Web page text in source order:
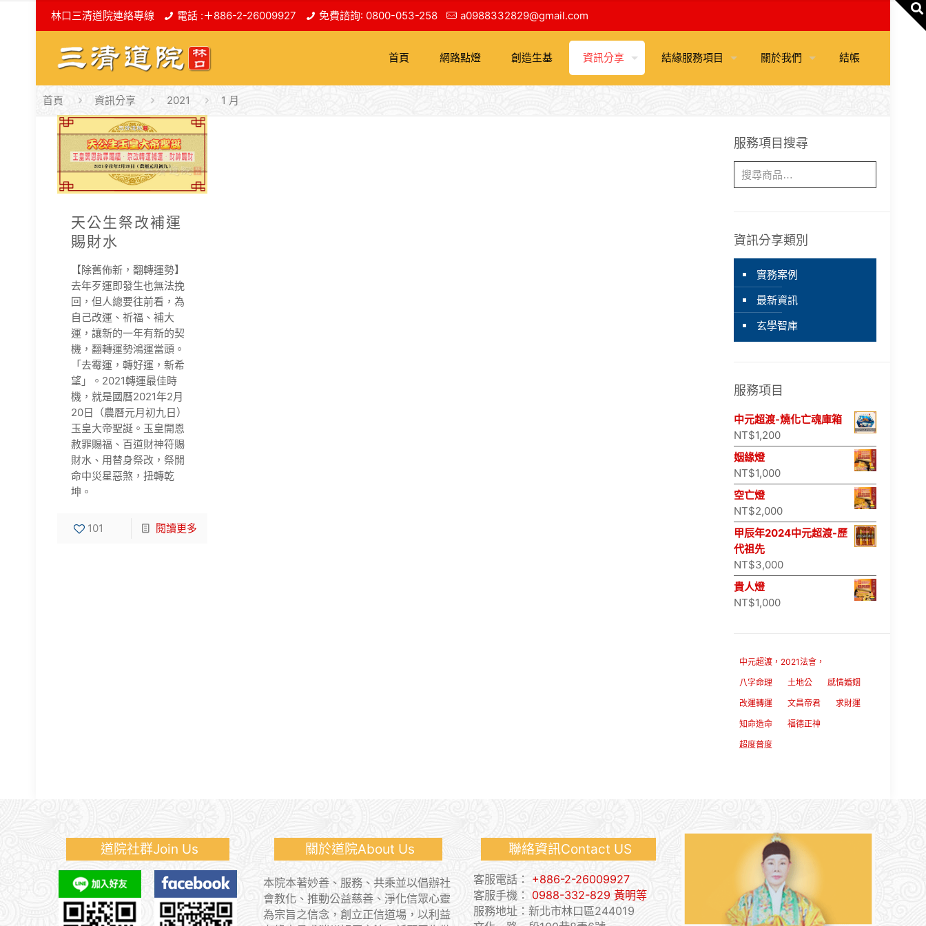
林口三清道院連絡專線 電話 :＋886-2-26009927 免費諮詢: 0800-053-258 a0988332829@gmail.com
首頁 網路點燈 創造生基 資訊分享 結緣服務項目 關於我們 結帳
首頁 資訊分享 2021 1 月
天公生祭改補運
賜財水
【除舊佈新，翻轉運勢】
去年歹運即發生也無法挽
回，但人總要往前看，為
自己改運、祈福、補大
運，讓新的一年有新的契
機，翻轉運勢鴻運當頭。
「去霉運，轉好運，新希
望」。2021轉運最佳時
機，就是國曆2021年2月
20日（農曆元月初九日）
玉皇大帝聖誕。玉皇開恩
赦罪賜福、百道財神符賜
財水、用替身祭改，祭開
命中災星惡煞，扭轉乾
坤。
101 閱讀更多
服務項目搜尋
資訊分享類別
實務案例
最新資訊
玄學智庫
服務項目
中元超渡-燒化亡魂庫箱
NT$1,200
姻緣燈
NT$1,000
空亡燈
NT$2,000
甲辰年2024中元超渡-歷
代祖先
NT$3,000
貴人燈
NT$1,000
中元超渡，2021法會，
八字命理
土地公
感情婚姻
改運轉運
文昌帝君
求財運
知命造命
福德正神
超度普度
道院社群Join Us 關於道院About Us
本院本著妙善、服務、共乘並以倡辦社
會教化、推動公益慈善、淨化信眾心靈
為宗旨之信念，創立正信道場，以利益
聯絡資訊Contact US
客服電話： +886-2-26009927
客服手機： 0988-332-829 黃明等
服務地址：新北市林口區244019